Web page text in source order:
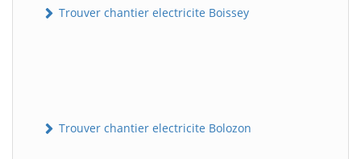
Trouver chantier electricite Boissey
Trouver chantier electricite Bolozon